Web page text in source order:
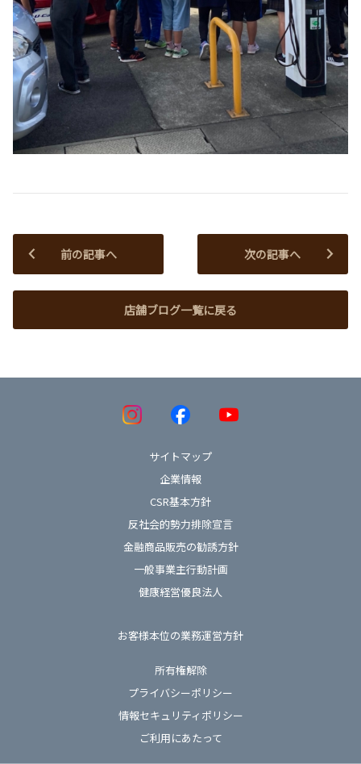
前の記事へ
店舗ブログ一覧に戻る
次の記事へ
サイトマップ
企業情報
CSR基本方針
反社会的勢力排除宣言
金融商品販売の勧誘方針
一般事業主行動計画
健康経営優良法人
お客様本位の業務運営方針
所有権解除
プライバシーポリシー
情報セキュリティポリシー
ご利用にあたって